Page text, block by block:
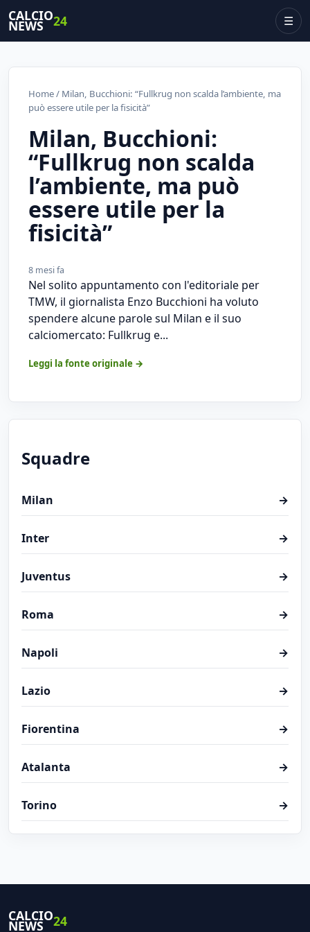
CALCIO
NEWS 24 ☰
Home/ Milan, Bucchioni: “Fullkrug non scalda l’ambiente, ma
può essere utile per la fisicità”
Milan, Bucchioni:
“Fullkrug non scalda
l’ambiente, ma può
essere utile per la
fisicità”
8 mesi fa
Nel solito appuntamento con l'editoriale per
TMW, il giornalista Enzo Bucchioni ha voluto
spendere alcune parole sul Milan e il suo
calciomercato: Fullkrug e...
Leggi la fonte originale →
Squadre
Milan →
Inter →
Juventus →
Roma →
Napoli →
Lazio →
Fiorentina →
Atalanta →
Torino →
CALCIO
NEWS 24